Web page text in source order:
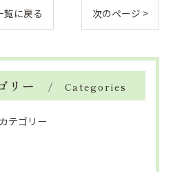
覧に戻る 次のページ >
リー Categories
テゴリー